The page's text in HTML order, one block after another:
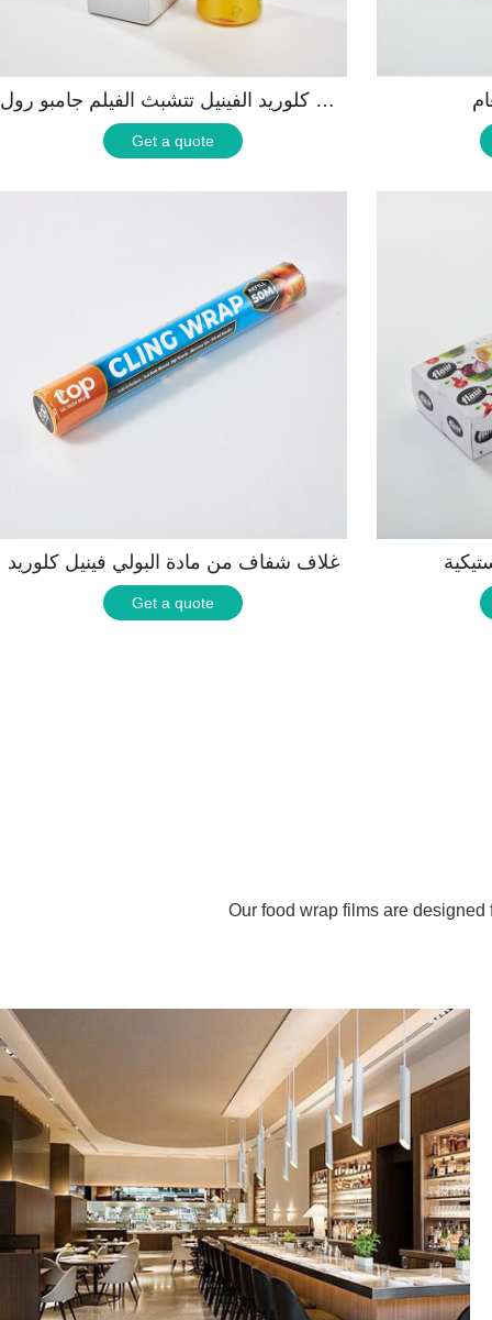
بولي كلوريد الفينيل تتشبث الفيلم جامبو رول
Get a quote
غلاف شفاف من مادة البولي فينيل كلوريد
Get a quote
Our food wrap films are